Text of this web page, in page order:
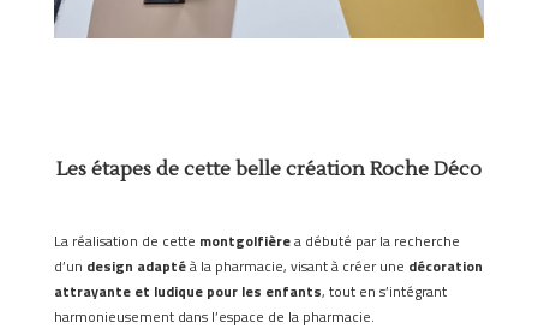
Les étapes de cette belle création Roche Déco
La réalisation de cette montgolfièrea débuté par la recherche
d’un design adaptéà la pharmacie, visant à créer une décoration
attrayante et ludique pour les enfants, tout en s’intégrant
harmonieusement dans l’espace de la pharmacie.